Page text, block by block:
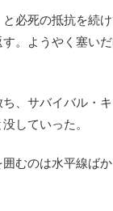
必死の抵抗を続け
。ようやく塞い
、サバイバル・
していった。
むのは水平線ば